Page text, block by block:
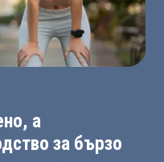
а
за бързо